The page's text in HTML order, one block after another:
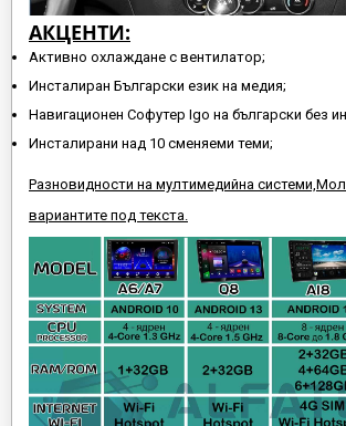
АКЦЕНТИ:
Активно охлаждане с вентилатор;
Инсталиран Български език на медия;
Навигационен Софутер Igo на български без
Инсталирани над 10 сменяеми теми;
Разновидности на мултимедийна
вариантите под текста.